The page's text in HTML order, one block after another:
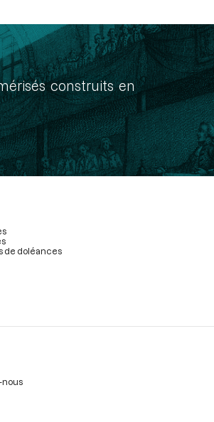
construits en
de doléances
nous